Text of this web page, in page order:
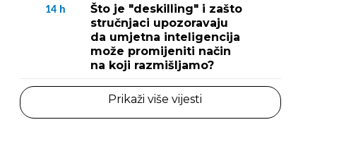
14 h
Što je "deskilling" i zašto
stručnjaci upozoravaju
da umjetna inteligencija
može promijeniti način
na koji razmišljamo?
Prikaži više vijesti